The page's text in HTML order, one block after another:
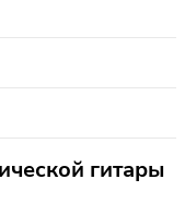
гитары